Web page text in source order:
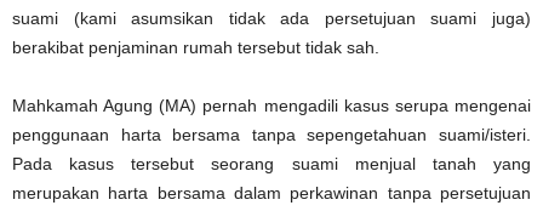
suami (kami asumsikan tidak ada persetujuan suami juga)
berakibat penjaminan rumah tersebut tidak sah.
Mahkamah Agung (MA) pernah mengadili kasus serupa mengenai
penggunaan harta bersama tanpa sepengetahuan suami/isteri.
Pada kasus tersebut seorang suami menjual tanah yang
merupakan harta bersama dalam perkawinan tanpa persetujuan